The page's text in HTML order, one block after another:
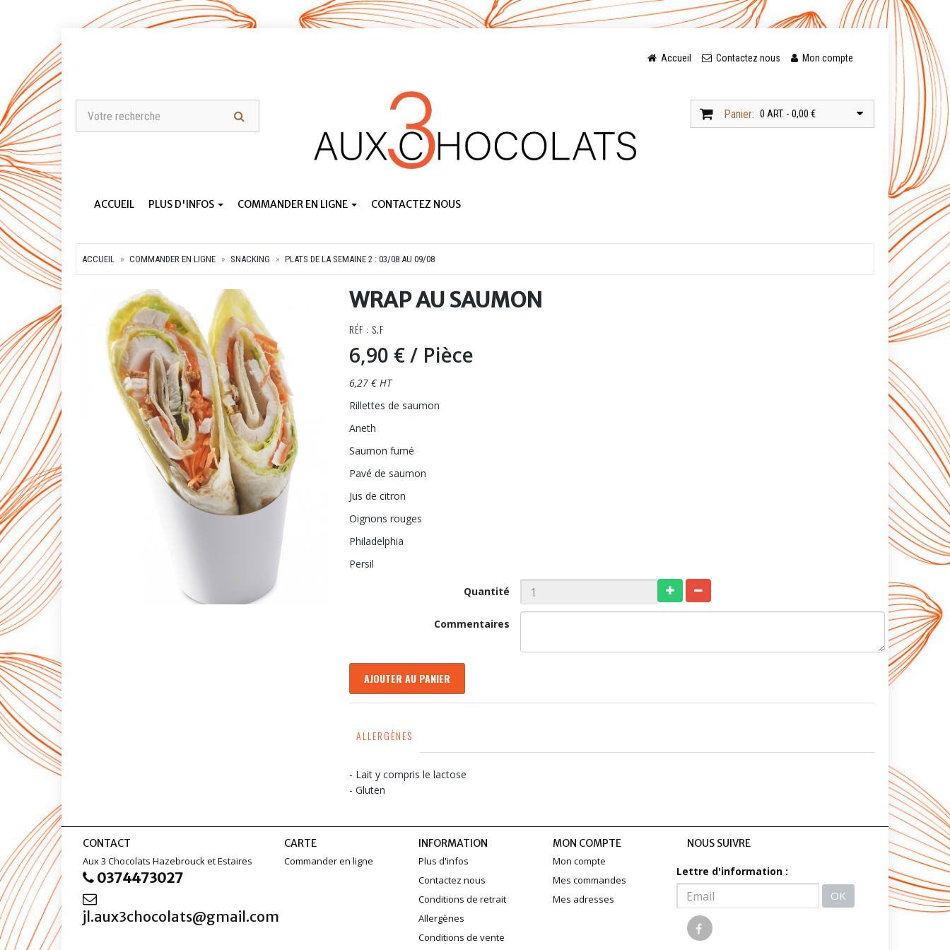
Accueil Contactez nous Mon compte
Panier: 0 ART. - 0,00 €
ACCUEIL PLUS D'INFOS COMMANDER EN LIGNE CONTACTEZ NOUS
ACCUEIL COMMANDER EN LIGNE SNACKING PLATS DE LA SEMAINE 2 : 03/08 AU 09/08
WRAP AU SAUMON
RÉF : S.F
6,90 €/ Pièce
6,27 € HT
Rillettes de saumon
Aneth
Saumon fumé
Pavé de saumon
Jus de citron
Oignons rouges
Philadelphia
Persil
Quantité
Commentaires
AJOUTER AU PANIER
ALLERGÈNES
- Lait y compris le lactose
- Gluten
CONTACT
Aux 3 Chocolats Hazebrouck et Estaires
0374473027
jl.aux3chocolats@gmail.com
CARTE
Commander en ligne
INFORMATION
Plus d'infos
Contactez nous
Conditions de retrait
Allergènes
Conditions de vente
MON COMPTE
Mon compte
Mes commandes
Mes adresses
NOUS SUIVRE
Lettre d'information :
OK